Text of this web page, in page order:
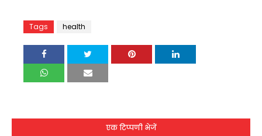
Tags health
एक टिप्पणी भेजें